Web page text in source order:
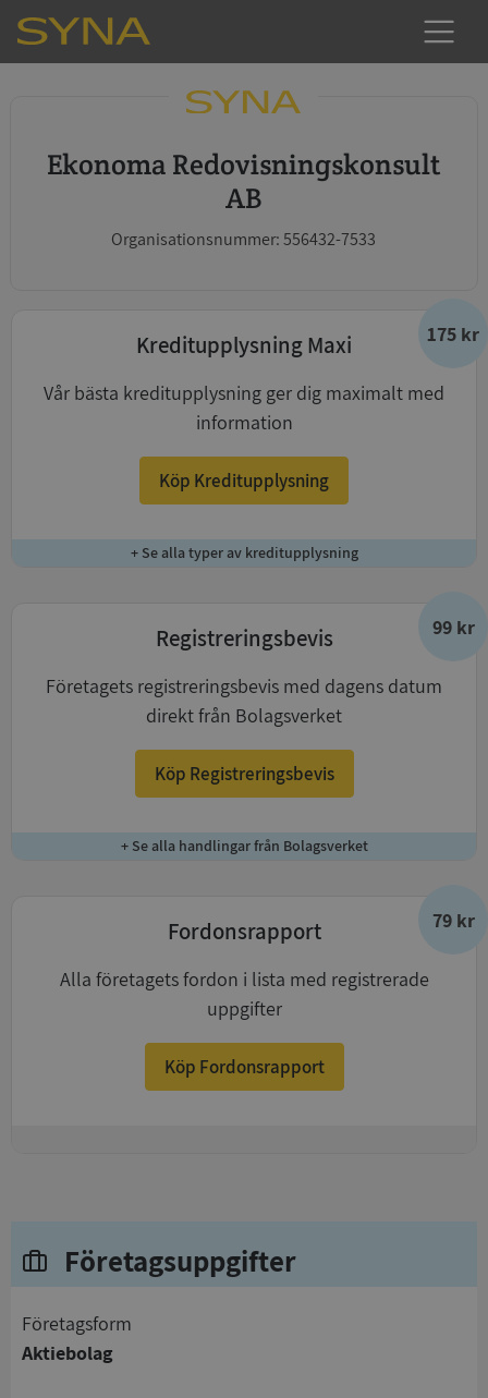
Ekonoma Redovisningskonsult
AB
Organisationsnummer: 556432-7533
175 kr
Kreditupplysning Maxi
Vår bästa kreditupplysning ger dig maximalt med
information
Köp Kreditupplysning
+ Se alla typer av kreditupplysning
99 kr
Registreringsbevis
Företagets registreringsbevis med dagens datum
direkt från Bolagsverket
Köp Registreringsbevis
+ Se alla handlingar från Bolagsverket
79 kr
Fordonsrapport
Alla företagets fordon i lista med registrerade
uppgifter
Köp Fordonsrapport
Företagsuppgifter
företagsform
Aktiebolag